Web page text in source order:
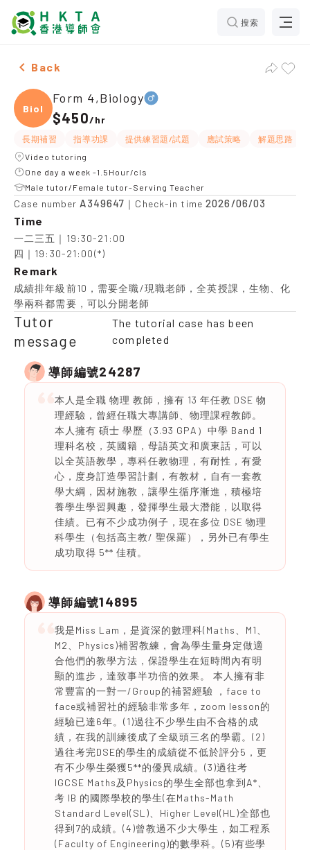
搜索
Male Form 4,Biology，Siu Lik Yuen Tuition
Back
Biolo
Form 4,Biology
$450/hr
長期補習 指導功課 提供練習題/試題 應試策略 解題思路
Video tutoring
One day a week -1.5Hour/cls
Male tutor/Female tutor-Serving Teacher
Case number A349647 ｜Check-in time2026/06/03
Time
一二三五｜19:30-21:00
四｜19:30-21:00(*)
Remark
成績排年級前10，需要全職/現職老師，全英授課，生物、化
學兩科都需要，可以分開老師
Tutor
message
The tutorial case has been
completed
導師編號24287
本人是全職 物理 教師，擁有 13 年任教 DSE 物
理經驗，曾經任職大專講師、物理課程教師。
本人擁有 碩士 學歷（3.93 GPA）中學 Band 1
理科名校，英國籍，母語英文和廣東話，可以
以全英語教學，專科任教物理，有耐性，有愛
心，度身訂造學習計劃，有教材，自有一套教
學大綱，因材施教，讓學生循序漸進，積極培
養學生學習興趣，發揮學生最大潛能，以取得
佳績。已有不少成功例子，現在多位 DSE 物理
科學生（包括高主教/ 聖保羅），另外已有學生
成功取得 5** 佳積。
導師編號14895
我是Miss Lam，是資深的數理科(Maths、M1、
M2、Physics)補習教練，會為學生量身定做適
合他們的教學方法，保證學生在短時間內有明
顯的進步，達致事半功倍的效果。 本人擁有非
常豐富的一對一/Group的補習經驗 ，face to
face或補習社的經驗非常多年，zoom lesson的
經驗已達6年。(1)過往不少學生由不合格的成
績，在我的訓練後成了全級頭三名的學霸。(2)
過往考完DSE的學生的成績從不低於評分5，更
有不少學生榮獲5**的優異成績。(3)過往考
IGCSE Maths及Physics的學生全部也拿到A*、
考 IB 的國際學校的學生(在Maths-Math
Standard Level(SL)、Higher Level(HL)全部也
得到7的成績。(4)曾教過不少大學生，如工程系
(Faculty of Engineering)的數學科。(5)有些學